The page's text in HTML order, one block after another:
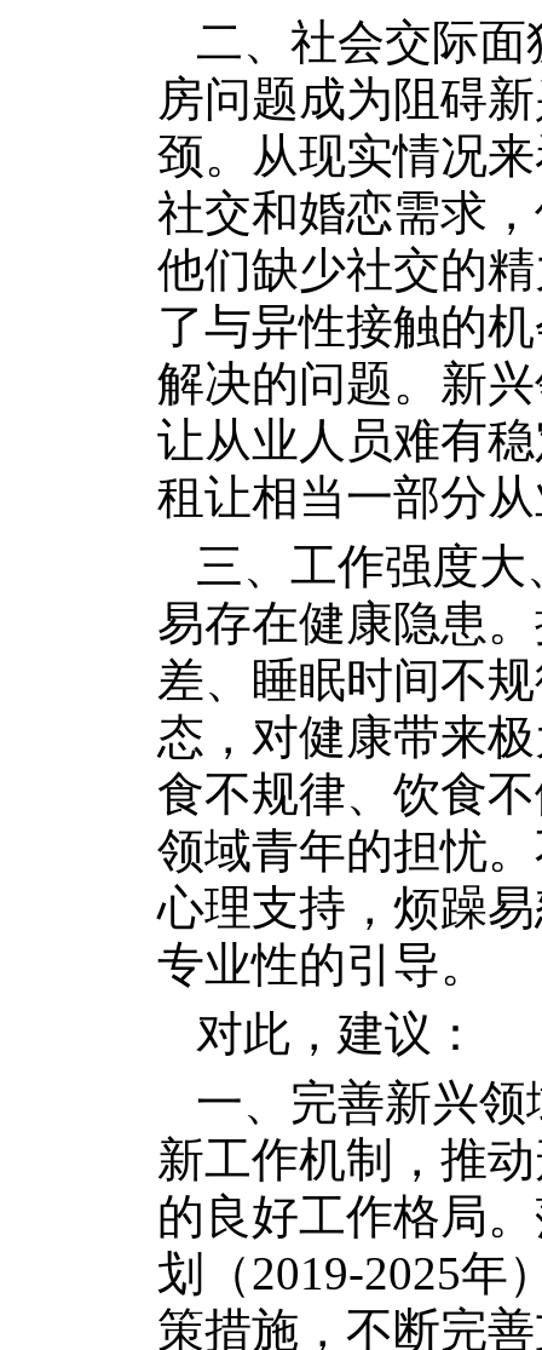
二、社会交际
房问题成为阻碍
颈。从现实情况
社交和婚恋需求
他们缺少社交的
了与异性接触的
解决的问题。新
让从业人员难有
租让相当一部分
三、工作强度
易存在健康隐患
差、睡眠时间不
态，对健康带来
食不规律、饮食
领域青年的担忧
心理支持，烦躁
专业性的引导。
对此，建议：
一、完善新兴
新工作机制，推
的良好工作格局
划（2019-2025年
策措施，不断完